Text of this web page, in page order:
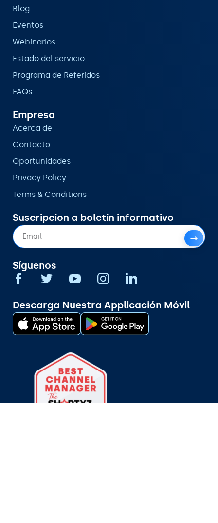
Blog
Eventos
Webinarios
Estado del servicio
Programa de Referidos
FAQs
Empresa
Acerca de
Contacto
Oportunidades
Privacy Policy
Terms & Conditions
Suscripcion a boletin informativo
Síguenos
Descarga Nuestra Applicación Móvil